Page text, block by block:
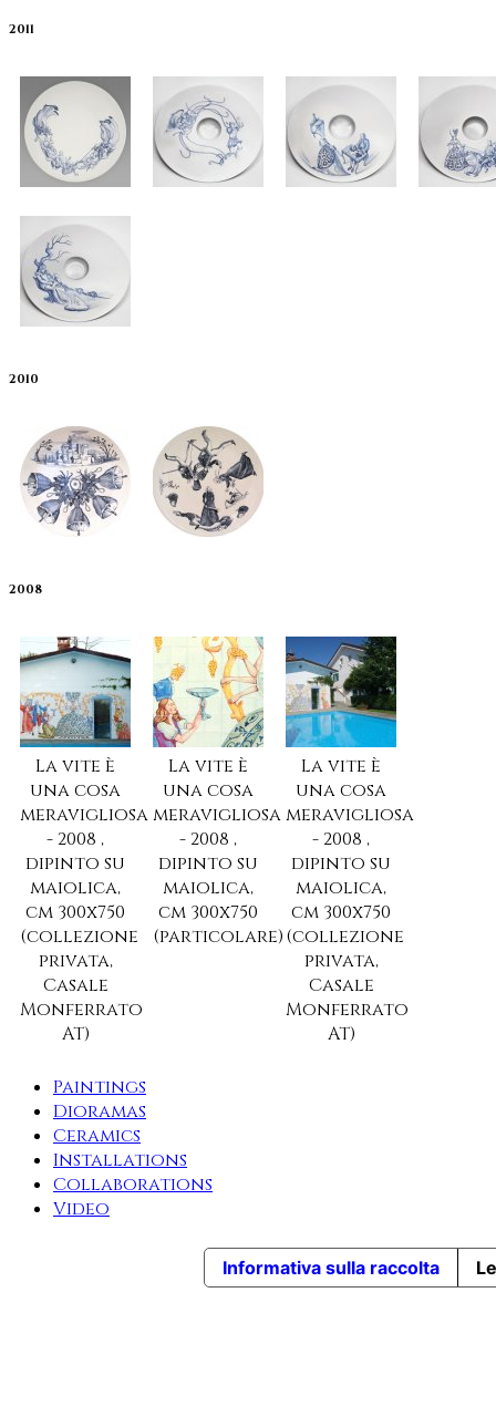
2011
2010
2008
La vite è
una cosa
meravigliosa
- 2008 ,
dipinto su
maiolica,
cm 300x750
(collezione
privata,
Casale
Monferrato
AT)
La vite è
una cosa
meravigliosa
- 2008 ,
dipinto su
maiolica,
cm 300x750
(particolare)
La vite è
una cosa
meravigliosa
- 2008 ,
dipinto su
maiolica,
cm 300x750
(collezione
privata,
Casale
Monferrato
AT)
Paintings
Dioramas
Ceramics
Installations
Collaborations
Video
Informativa sulla raccolta